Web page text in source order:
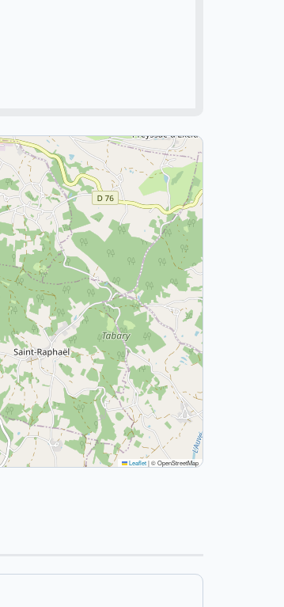
Leaflet|© OpenStreetMap